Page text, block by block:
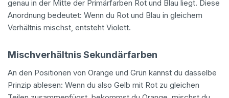
genau in der Mitte der Primärfarben Rot und Blau liegt. Diese
Anordnung bedeutet: Wenn du Rot und Blau in gleichem
Verhältnis mischst, entsteht Violett.
Mischverhältnis Sekundärfarben
An den Positionen von Orange und Grün kannst du dasselbe
Prinzip ablesen: Wenn du also Gelb mit Rot zu gleichen